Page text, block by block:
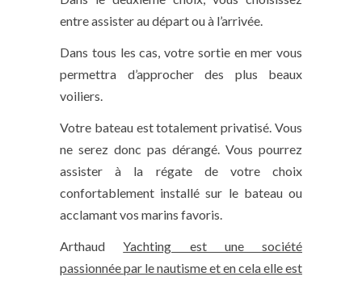
entre assister au départ ou à l’arrivée.
Dans tous les cas, votre sortie en mer vous
permettra d’approcher des plus beaux
voiliers.
Votre bateau est totalement privatisé. Vous
ne serez donc pas dérangé. Vous pourrez
assister à la régate de votre choix
confortablement installé sur le bateau ou
acclamant vos marins favoris.
ArthaudYachting est une société
passionnée par le nautisme et en cela elle est